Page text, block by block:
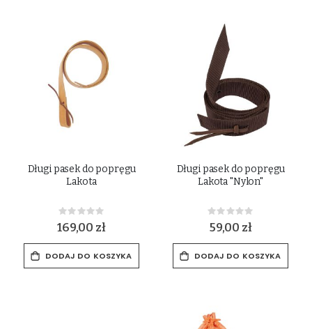
Długi pasek do popręgu
Lakota
Rating:
0%
169,00 zł
DODAJ DO KOSZYKA
Długi pasek do popręgu
Lakota "Nylon"
Rating:
0%
59,00 zł
DODAJ DO KOSZYKA